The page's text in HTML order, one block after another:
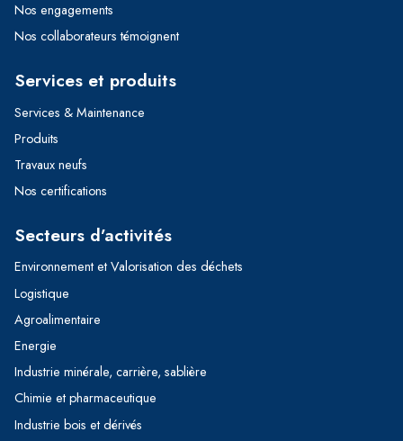
Nos engagements
Nos collaborateurs témoignent
Services et produits
Services & Maintenance
Produits
Travaux neufs
Nos certifications
Secteurs d’activités
Environnement et Valorisation des déchets
Logistique
Agroalimentaire
Energie
Industrie minérale, carrière, sablière
Chimie et pharmaceutique
Industrie bois et dérivés